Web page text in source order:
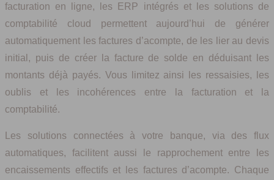
facturation en ligne, les ERP intégrés et les solutions de
comptabilité cloud permettent aujourd’hui de générer
automatiquement les factures d’acompte, de les lier au devis
initial, puis de créer la facture de solde en déduisant les
montants déjà payés. Vous limitez ainsi les ressaisies, les
oublis et les incohérences entre la facturation et la
comptabilité.
Les solutions connectées à votre banque, via des flux
automatiques, facilitent aussi le rapprochement entre les
encaissements effectifs et les factures d’acompte. Chaque